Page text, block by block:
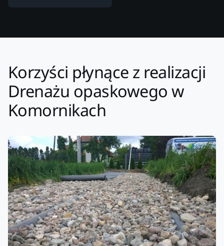
Korzyści płynące z realizacji
Drenażu opaskowego w
Komornikach